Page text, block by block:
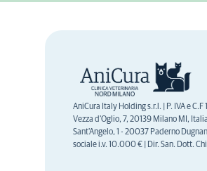
AniCura Italy Holding s.r.l. | P. IVA e
Vezza d'Oglio, 7, 20139 Milano MI,
Sant'Angelo, 1 - 20037 Paderno
sociale i.v. 10.000 € | Dir. San. Dott.